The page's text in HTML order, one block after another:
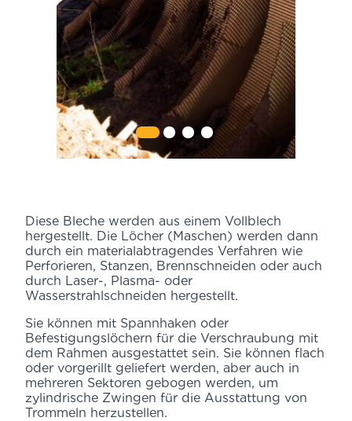
Diese Bleche werden aus einem Vollblech
hergestellt. Die Löcher (Maschen) werden dann
durch ein materialabtragendes Verfahren wie
Perforieren, Stanzen, Brennschneiden oder auch
durch Laser-, Plasma- oder
Wasserstrahlschneiden hergestellt.
Sie können mit Spannhaken oder
Befestigungslöchern für die Verschraubung mit
dem Rahmen ausgestattet sein. Sie können flach
oder vorgerillt geliefert werden, aber auch in
mehreren Sektoren gebogen werden, um
zylindrische Zwingen für die Ausstattung von
Trommeln herzustellen.